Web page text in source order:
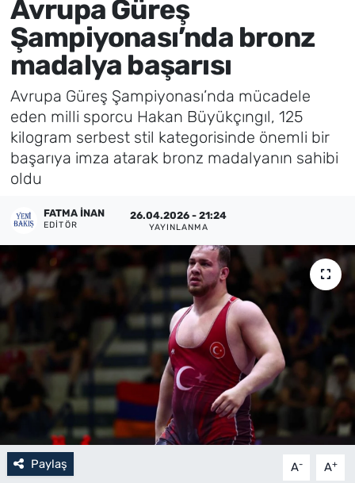
Avrupa Güreş
Şampiyonası’nda bronz
madalya başarısı
Avrupa Güreş Şampiyonası’nda mücadele
eden milli sporcu Hakan Büyükçıngıl, 125
kilogram serbest stil kategorisinde önemli bir
başarıya imza atarak bronz madalyanın sahibi
oldu
FATMA İNAN
EDITÖR
26.04.2026 - 21:24
YAYINLANMA
Paylaş A- A+
Magazin
Foto Galeri
Künye
İletişim